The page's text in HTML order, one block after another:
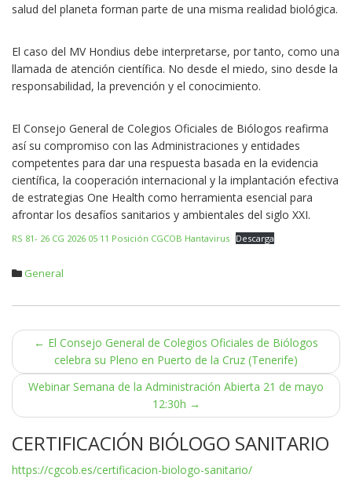
salud del planeta forman parte de una misma realidad biológica.
El caso del MV Hondius debe interpretarse, por tanto, como una
llamada de atención científica. No desde el miedo, sino desde la
responsabilidad, la prevención y el conocimiento.
El Consejo General de Colegios Oficiales de Biólogos reafirma
así su compromiso con las Administraciones y entidades
competentes para dar una respuesta basada en la evidencia
científica, la cooperación internacional y la implantación efectiva
de estrategias One Health como herramienta esencial para
afrontar los desafíos sanitarios y ambientales del siglo XXI.
RS 81- 26 CG 2026 05 11 Posición CGCOB Hantavirus Descarga
General
Navegación
de
entradas
← El Consejo General de Colegios Oficiales de Biólogos
celebra su Pleno en Puerto de la Cruz (Tenerife)
Webinar Semana de la Administración Abierta 21 de mayo
12:30h →
CERTIFICACIÓN BIÓLOGO SANITARIO
https://cgcob.es/certificacion-biologo-sanitario/